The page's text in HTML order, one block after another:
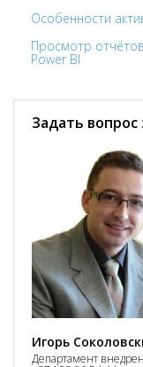
Особенности
Просмотр
Power BI
Задать вопрос
Игорь
Департамент